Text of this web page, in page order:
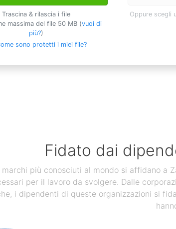
Trascina & rilascia i file
massima del file 50 MB (vuoi di
più?)
sono protetti i miei file?
Oppure scegli
Fidato dai
più conosciuti al mondo si affidano a
per il lavoro da svolgere. Dalle
i dipendenti di queste organizzazioni si